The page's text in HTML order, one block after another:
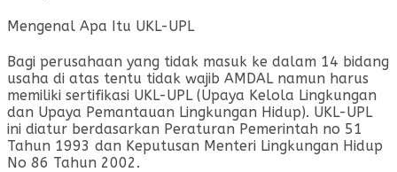
Mengenal Apa Itu UKL-UPL
Bagi perusahaan yang tidak masuk ke dalam 14 bidang
usaha di atas tentu tidak wajib AMDAL namun harus
memiliki sertifikasi UKL-UPL (Upaya Kelola Lingkungan
dan Upaya Pemantauan Lingkungan Hidup). UKL-UPL
ini diatur berdasarkan Peraturan Pemerintah no 51
Tahun 1993 dan Keputusan Menteri Lingkungan Hidup
No 86 Tahun 2002.